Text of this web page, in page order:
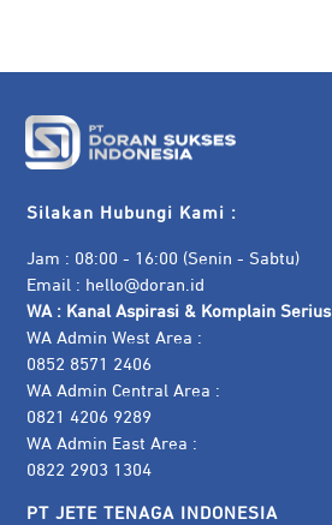
Silakan Hubungi Kami :
Jam : 08:00 - 16:00 (Senin - Sabtu)
Email : hello@doran.id
WA : Kanal Aspirasi & Komplain Serius
WA Admin West Area :
0852 8571 2406
WA Admin Central Area :
0821 4206 9289
WA Admin East Area :
0822 2903 1304
PT JETE TENAGA INDONESIA